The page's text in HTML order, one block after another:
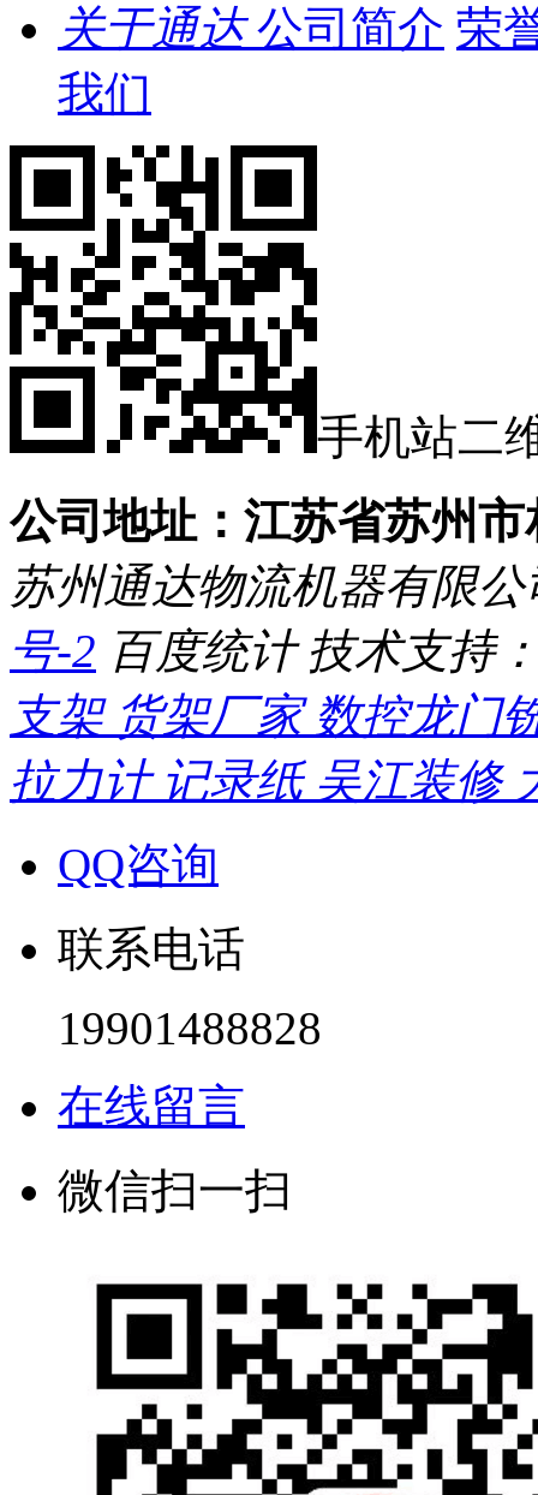
关于通达 公司简介 荣
我们
手机站二
公司地址：江苏省苏州
苏州通达物流机器有限
号-2 百度统计 技术支持
支架 货架厂家 数控龙门
拉力计 记录纸 吴江装修
QQ咨询
联系电话
19901488828
在线留言
微信扫一扫